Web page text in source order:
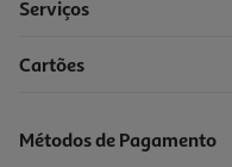
Serviços
Cartões
Métodos de Pagamento